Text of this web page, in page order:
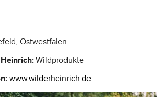
Ostwestfalen
Wildprodukte
www.wilderheinrich.de